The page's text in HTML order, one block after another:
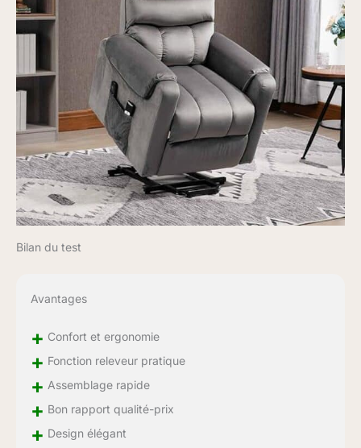
x 84P x 133H cm.
Charge max.
recommandée : 150 kg.
Montage nécessaire,
simple et rapide.
Bilan du test
Avantages
+ Confort et ergonomie
+ Fonction releveur pratique
+ Assemblage rapide
+ Bon rapport qualité-prix
+ Design élégant